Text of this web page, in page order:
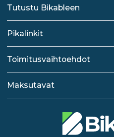
Tutustu Bikableen
Pikalinkit
Toimitusvaihtoehdot
Maksutavat